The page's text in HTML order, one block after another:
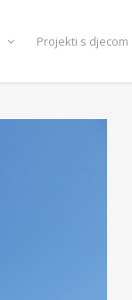
Projekti s djecom